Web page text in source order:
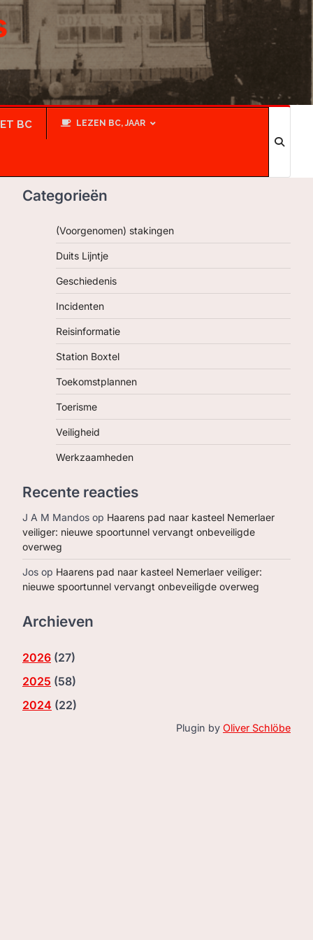
BC LEZEN BC, JAAR
Categorieën
(Voorgenomen) stakingen
Duits Lijntje
Geschiedenis
Incidenten
Reisinformatie
Station Boxtel
Toekomstplannen
Toerisme
Veiligheid
Werkzaamheden
Recente reacties
J A M Mandos op Haarens pad naar kasteel Nemerlaer
veiliger: nieuwe spoortunnel vervangt onbeveiligde
overweg
Jos op Haarens pad naar kasteel Nemerlaer veiliger:
nieuwe spoortunnel vervangt onbeveiligde overweg
Archieven
2026 (27)
2025 (58)
2024 (22)
Plugin by Oliver Schlöbe